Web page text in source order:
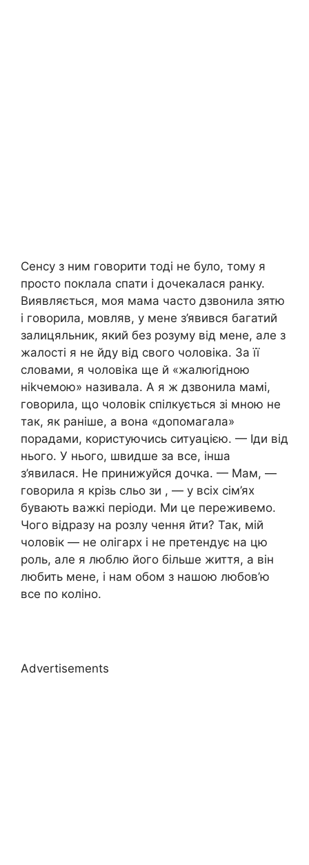
Сенсу з ним говорити тоді не було, тому я
просто поклала спати і дочекалася ранку.
Виявляється, моя мама часто дзвонила зятю
і говорила, мовляв, у мене з’явився багатий
залицяльник, який без розуму від мене, але з
жалості я не йду від свого чоловіка. За її
словами, я чоловіка ще й «жалюrідною
ніkчемою» називала. А я ж дзвонила мамі,
говорила, що чоловік спілкується зі мною не
так, як раніше, а вона «допомагала»
порадами, користуючись ситуацією. — Іди від
нього. У нього, швидше за все, інша
з’явилася. Не принижуйся дочка. — Мам, —
говорила я крізь сльо зи , — у всіх сім’ях
бувають важкі періоди. Ми це переживемо.
Чого відразу на розлу чення йти? Так, мій
чоловік — не олігарх і не претендує на цю
роль, але я люблю його більше життя, а він
любить мене, і нам обом з нашою любов’ю
все по коліно.
Advertisements